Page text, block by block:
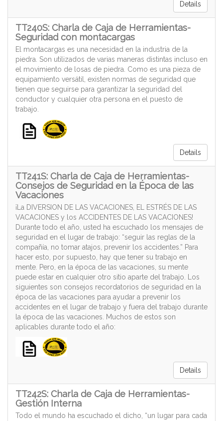
Details
TT240S: Charla de Caja de Herramientas-
Seguridad con montacargas
El montacargas es una necesidad en la industria de la
piedra. Son utilizados de varias maneras distintas incluso en
el movimiento de losas de piedra. Como es una pieza de
equipamiento versátil, existen normas de seguridad que
tienen que seguirse para garantizar la seguridad del
conductor y cualquier otra persona en el puesto de
trabajo.
Details
TT241S: Charla de Caja de Herramientas-
Consejos de Seguridad en la Época de las
Vacaciones
¡La DIVERSION DE LAS VACACIONES, EL ESTRÉS DE LAS
VACACIONES y los ACCIDENTES DE LAS VACACIONES!
Durante todo el año, usted ha escuchado los mensajes de
seguridad en el lugar de trabajo: “seguir las reglas de la
compañía, no tomar atajos, prevenir los accidentes.” Para
hacer esto, por supuesto, hay que tener su trabajo en
mente. Pero, en la época de las vacaciones, su mente
puede estar en cualquier otro sitio aparte del trabajo. Los
siguientes son consejos recordatorios de seguridad en la
época de las vacaciones para ayudar a prevenir los
accidentes en el lugar de trabajo y fuera del trabajo durante
la época de las vacaciones. Muchos de estos son
aplicables durante todo el año:
Details
TT242S: Charla de Caja de Herramientas-
Gestión Interna
Todo el mundo ha escuchado el dicho, “un lugar para cada